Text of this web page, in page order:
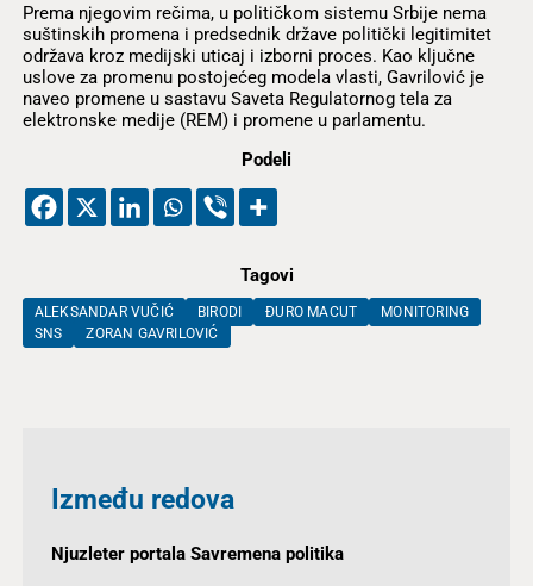
Prema njegovim rečima, u političkom sistemu Srbije nema
suštinskih promena i predsednik države politički legitimitet
održava kroz medijski uticaj i izborni proces. Kao ključne
uslove za promenu postojećeg modela vlasti, Gavrilović je
naveo promene u sastavu Saveta Regulatornog tela za
elektronske medije (REM) i promene u parlamentu.
Podeli
Tagovi
ALEKSANDAR VUČIĆ BIRODI ĐURO MACUT
MONITORING
SNS
ZORAN GAVRILOVIĆ
Između redova
Njuzleter portala Savremena politika